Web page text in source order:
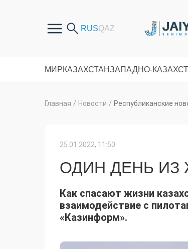
МИРКАЗАХСТАНЗАПАДНО-
Главная / Новости / Республиканские
25.01.2022, 11:50
ОДИН ДЕНЬ
Как спасают жизни
взаимодействие с
«Казинформ».